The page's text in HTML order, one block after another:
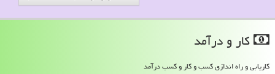
كار و درآمد
کاریابی و راه اندازی کسب و کار و کسب درآمد